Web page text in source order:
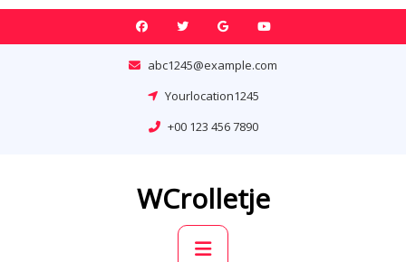
Skip
abc1245@example.com
Yourlocation1245
+00 123 456 7890
WCrolletje
Primary